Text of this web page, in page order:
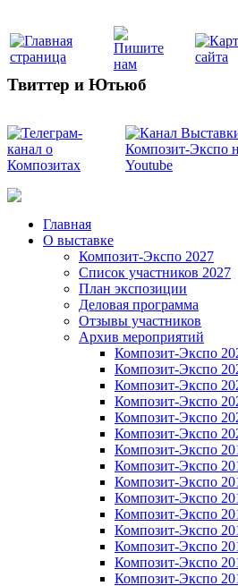
Твиттер и Ютьюб
Главная
О выставке
Композит-Экспо 2027
Список участников 2027
План экспозиции
Деловая программа
Отзывы участников
Архив мероприятий
Композит-Экспо
Композит-Экспо
Композит-Экспо
Композит-Экспо
Композит-Экспо
Композит-Экспо
Композит-Экспо
Композит-Экспо
Композит-Экспо
Композит-Экспо
Композит-Экспо
Композит-Экспо
Композит-Экспо
Композит-Экспо
Композит-Экспо